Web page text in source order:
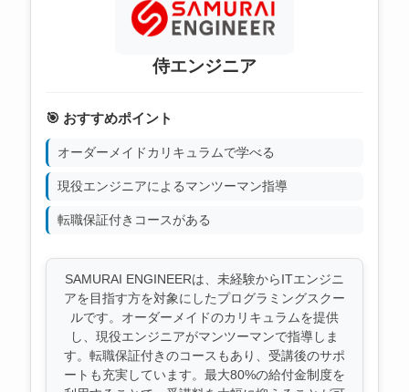
侍エンジニア
🎯 おすすめポイント
オーダーメイドカリキュラムで学べる
現役エンジニアによるマンツーマン指導
転職保証付きコースがある
SAMURAI ENGINEERは、未経験からITエンジニ
アを目指す方を対象にしたプログラミングスクー
ルです。オーダーメイドのカリキュラムを提供
し、現役エンジニアがマンツーマンで指導しま
す。転職保証付きのコースもあり、受講後のサポ
ートも充実しています。最大80%の給付金制度を